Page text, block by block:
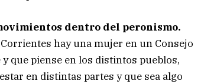
dentro del peronismo.
hay una mujer en un Consejo
que piense en los distintos pueblos,
en distintas partes y que sea algo